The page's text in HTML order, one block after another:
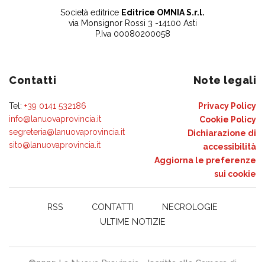
Società editrice Editrice OMNIA S.r.l.
via Monsignor Rossi 3 -14100 Asti
P.Iva 00080200058
Contatti
Tel: +39 0141 532186
info@lanuovaprovincia.it
segreteria@lanuovaprovincia.it
sito@lanuovaprovincia.it
Note legali
Privacy Policy
Cookie Policy
Dichiarazione di
accessibilità
Aggiorna le preferenze
sui cookie
RSS CONTATTI
NECROLOGIE
ULTIME NOTIZIE